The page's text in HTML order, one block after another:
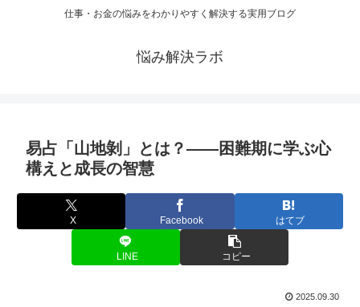
仕事・お金の悩みをわかりやすく解決する実用ブログ
悩み解決ラボ
易占「山地剝」とは？――困難期に学ぶ心
構えと成長の智慧
X Facebook はてブ
LINE コピー
2025.09.30